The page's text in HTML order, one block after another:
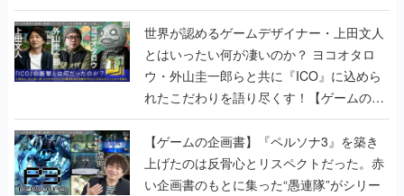
世界が認めるゲームデザイナー・上田文人
とはいったい何が凄いのか？ ヨコオタロ
ウ・外山圭一郎らと共に『ICO』に込めら
れたこだわりを語り尽くす！【ゲームの企
画書】
【ゲームの企画書】『ペルソナ3』を築き
上げたのは反骨心とリスペクトだった。赤
い企画書のもとに集った“愚連隊”がシリー